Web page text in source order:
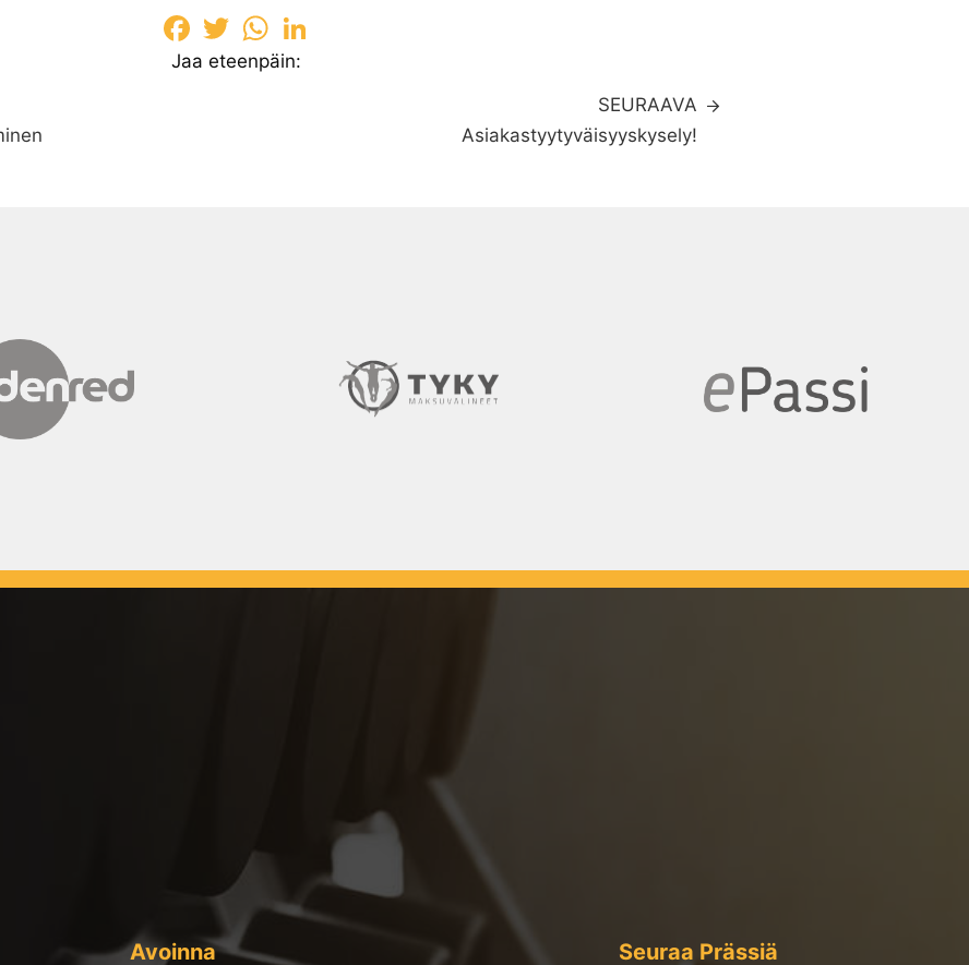
Facebook
TwitterWhatsApp
Jaa eteenpäin:
SEURAAVA
Asiakastyytyväisyyskysely!
Avoinna Seuraa Prässiä